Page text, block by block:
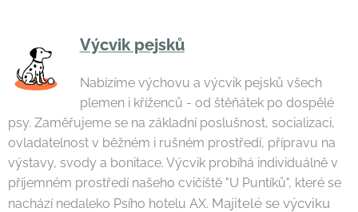
Výcvik pejsků
Nabízíme výchovu a výcvik pejsků všech
plemen i kříženců - od štěňátek po dospělé
psy. Zaměřujeme se na základní poslušnost, socializaci,
ovladatelnost v běžném i rušném prostředí, přípravu na
výstavy, svody a bonitace. Výcvik probíhá individuálně v
příjemném prostředí našeho cvičiště "U Puntíků", které se
nachází nedaleko Psího hotelu AX. Majitelé se výcviku